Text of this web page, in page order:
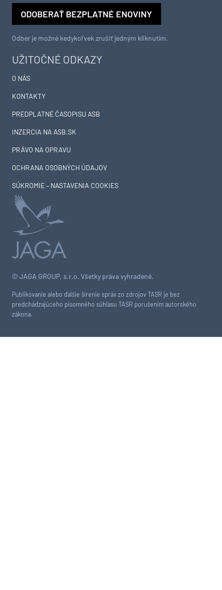
© JAGA GROUP, s.r.o. Všetky práva vyhradené.
Publikovanie alebo ďalšie šírenie správ zo zdrojov TASR je bez
predchádzajúceho písomného súhlasu TASR porušením autorského
zákona.
UŽITOČNÉ ODKAZY
O NÁS
KONTAKTY
PREDPLATNÉ ČASOPISU ASB
INZERCIA NA ASB.SK
PRÁVO NA OPRAVU
OCHRANA OSOBNÝCH ÚDAJOV
SÚKROMIE – NASTAVENIA COOKIES
ODOBERAŤ BEZPLATNÉ ENOVINY
Odber je možné kedykoľvek zrušiť jedným kliknutím.